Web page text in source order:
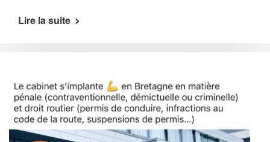
Lire la suite